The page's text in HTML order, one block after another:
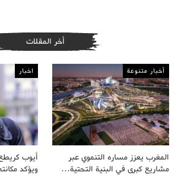
أخر المقلات
أخبار متنوعة
المغرب يعزز مساره التنموي عبر
مشاريع كبرى في البنية التحتية…
اخبار
أيوب
ويؤكد